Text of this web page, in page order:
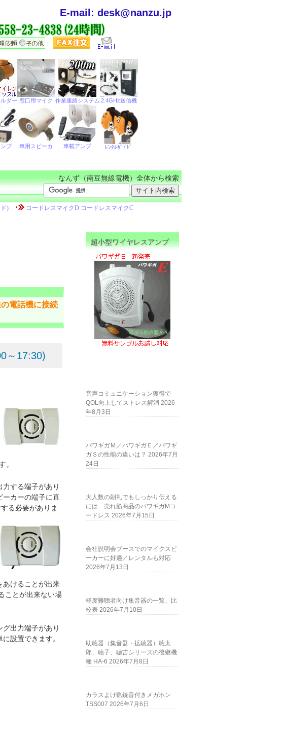
E-mail: desk@nanzu.jp
なんず（南豆無線電機）全体から検索
電話機に接続
～17:30)
。
する端子があり
ーカーの端子に直
る必要がありま
あけることが出来
ことが出来ない場
出力端子があり
設置できます。
超小型ワイヤレスアンプ
音声コミュニケーション獲得で
QOL向上してストレス解消 2026
年8月3日
パワギガＭ／パワギガＥ／パワギ
ガＳの性能の違いは？ 2026年7月
24日
大人数の朝礼でもしっかり伝える
には 売れ筋商品のパワギガMコ
ードレス 2026年7月15日
会社説明会ブースでのマイクスピ
ーカーに好適／レンタルも対応
2026年7月13日
軽度難聴者向け集音器の一覧、比
較表 2026年7月10日
助聴器（集音器・拡聴器）聴太
郎、聴子、聴吉シリーズの後継機
種 HA-6 2026年7月8日
カラスよけ猟銃音付きメガホン
TSS007 2026年7月6日